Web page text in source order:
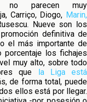
no parecen muy
Carriço, Diogo, Marin,
Nueve son los
definitiva de
el más importante de
porcentaje los fichajes
muy alto, sobre todo
que la Liga está
de forma total, puede
ellos está por llegar.